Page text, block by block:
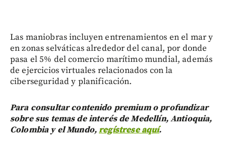
Las maniobras incluyen entrenamientos en el mar y
en zonas selváticas alrededor del canal, por donde
pasa el 5% del comercio marítimo mundial, además
de ejercicios virtuales relacionados con la
ciberseguridad y planificación.
Para consultar contenido premium o profundizar
sobre sus temas de interés de Medellín, Antioquia,
Colombia y el Mundo,regístrese aquí.